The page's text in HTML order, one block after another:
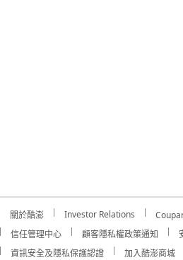
關於酷澎 Investor Relations
信任管理中心
顧客隱私權政策通知
資訊安全及隱私保護認證
加入酷澎商城